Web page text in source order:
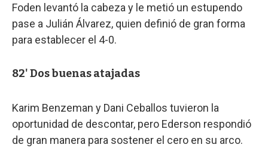
Foden levantó la cabeza y le metió un estupendo
pase a Julián Álvarez, quien definió de gran forma
para establecer el 4-0.
82' Dos buenas atajadas
Karim Benzeman y Dani Ceballos tuvieron la
oportunidad de descontar, pero Ederson respondió
de gran manera para sostener el cero en su arco.